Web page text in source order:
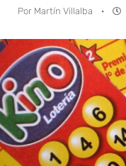
Por Martín Villalba ·